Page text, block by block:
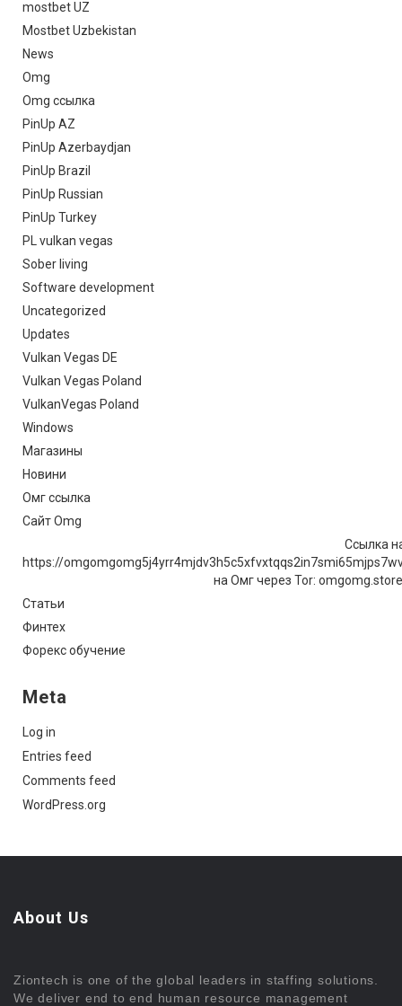
mostbet UZ
Mostbet Uzbekistan
News
Omg
Omg ссылка
PinUp AZ
PinUp Azerbaydjan
PinUp Brazil
PinUp Russian
PinUp Turkey
PL vulkan vegas
Sober living
Software development
Uncategorized
Updates
Vulkan Vegas DE
Vulkan Vegas Poland
VulkanVegas Poland
Windows
Магазины
Новини
Омг ссылка
Сайт Omg
Ссылка
https://
на Омг через Tor:
Статьи
Финтех
Форекс обучение
Meta
Log in
Entries feed
Comments feed
WordPress.org
About Us
Ziontech is one of the global leaders in staffing solutions.
We deliver end to end human resource management